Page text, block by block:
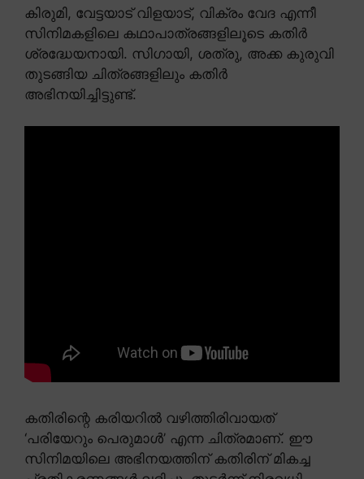
കിരുമി, വേട്ടയാട് വിളയാട്, വിക്രം വേദ എന്നീ
സിനിമകളിലെ കഥാപാത്രങ്ങളിലൂടെ കതിർ
ശ്രദ്ധേയനായി. സിഗായി, ശത്രു, അക്ക കുരുവി
തുടങ്ങിയ ചിത്രങ്ങളിലും കതിർ
അഭിനയിച്ചിട്ടുണ്ട്.
കതിരിന്റെ കരിയറിൽ വഴിത്തിരിവായത്
‘പരിയേറും പെരുമാൾ’ എന്ന ചിത്രമാണ്. ഈ
സിനിമയിലെ അഭിനയത്തിന് കതിരിന് മികച്ച